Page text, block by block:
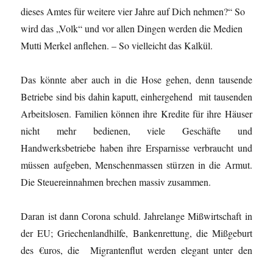
dieses Amtes für weitere vier Jahre auf Dich nehmen?“ So
wird das „Volk“ und vor allen Dingen werden die Medien
Mutti Merkel anflehen. – So vielleicht das Kalkül.
Das könnte aber auch in die Hose gehen, denn tausende
Betriebe sind bis dahin kaputt, einhergehend mit tausenden
Arbeitslosen. Familien können ihre Kredite für ihre Häuser
nicht mehr bedienen, viele Geschäfte und
Handwerksbetriebe haben ihre Ersparnisse verbraucht und
müssen aufgeben, Menschenmassen stürzen in die Armut.
Die Steuereinnahmen brechen massiv zusammen.
Daran ist dann Corona schuld. Jahrelange Mißwirtschaft in
der EU; Griechenlandhilfe, Bankenrettung, die Mißgeburt
des €uros, die Migrantenflut werden elegant unter den